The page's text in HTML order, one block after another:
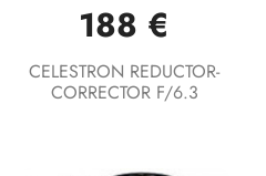
188 €
CELESTRON REDUCTOR-
CORRECTOR F/6.3